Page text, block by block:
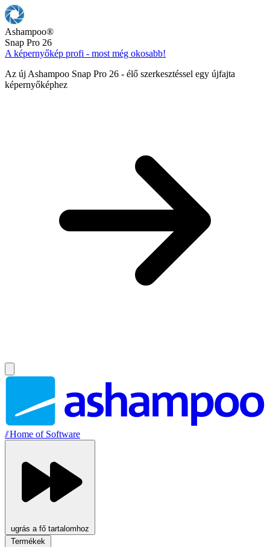
Ashampoo®
Snap Pro 26
A képernyőkép profi - most még okosabb!
Az új Ashampoo Snap Pro 26 - élő szerkesztéssel egy újfajta
képernyőképhez
//Home of Software
ugrás a fő tartalomhoz
Termékek